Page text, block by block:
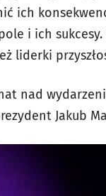
ich
i ich
liderki
nad
Jakub